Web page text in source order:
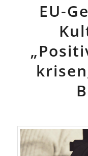
EU-